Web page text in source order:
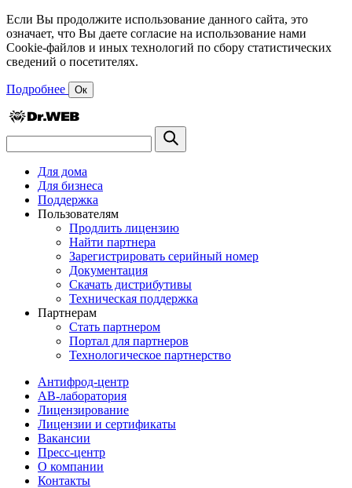
Если Вы продолжите использование данного сайта, это
означает, что Вы даете согласие на использование нами
Cookie-файлов и иных технологий по сбору статистических
сведений о посетителях.
Подробнее Ок
Для дома
Для бизнеса
Поддержка
Пользователям
Продлить лицензию
Найти партнера
Зарегистрировать серийный номер
Документация
Скачать дистрибутивы
Техническая поддержка
Партнерам
Стать партнером
Портал для партнеров
Технологическое партнерство
Антифрод-центр
АВ-лаборатория
Лицензирование
Лицензии и сертификаты
Вакансии
Пресс-центр
О компании
Контакты